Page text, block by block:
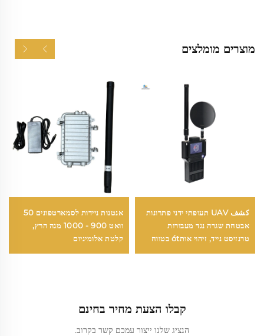
מוצרים מומלצים
كشف UAV תעופתי ידני פתרונות
אבטחת שגרה נגד מעבורות
טרנזיסט נייד, זיהוי אותót בטווח
אנטנות ניידות לסמארטפונים 50
וואט 900 - 1000 מגה הרץ,
קלטת אלומיניום
קבלו הצעת מחיר בחינם
הנציג שלנו ייצור עמכם קשר בקרוב.